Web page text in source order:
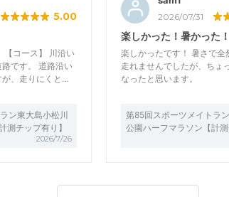
5.00
【コース】 川沿い
です。 道路沿い
が、走りにくと…
ン東大島小松川
測チップ有り】
2026/7/26
2026/07/31
楽しかった！暑かった！
楽しかったです！ 暑さで全
走れませんでしたが、ちょ
なったと思います。
第85回スポーツメイトラ
公園ハーフマラソン【計測